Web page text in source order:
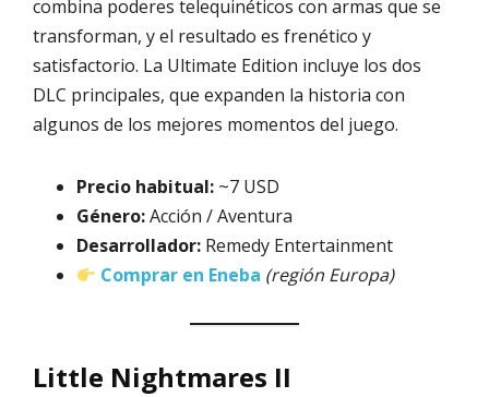
combina poderes telequinéticos con armas que se
transforman, y el resultado es frenético y
satisfactorio. La Ultimate Edition incluye los dos
DLC principales, que expanden la historia con
algunos de los mejores momentos del juego.
Precio habitual: ~7 USD
Género:Acción / Aventura
Desarrollador: Remedy Entertainment
Comprar en Eneba (región Europa)
Little Nightmares II